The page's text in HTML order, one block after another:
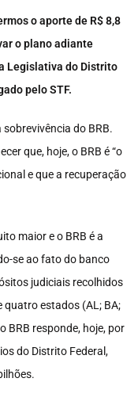
o aporte de R$ 8,8
o plano adiante
Legislativa do Distrito
pelo STF.
do BRB.
que, hoje, o BRB é “o
e que a recuperação
maior e o BRB é a
se ao fato do banco
judiciais recolhidos
quatro estados (AL; BA;
BRB responde, hoje, por
do Distrito Federal,